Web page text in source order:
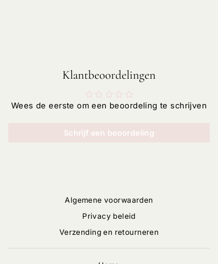
Klantbeoordelingen
Wees de eerste om een beoordeling te schrijven
Schrijf een beoordeling
Algemene voorwaarden
Privacy beleid
Verzending en retourneren